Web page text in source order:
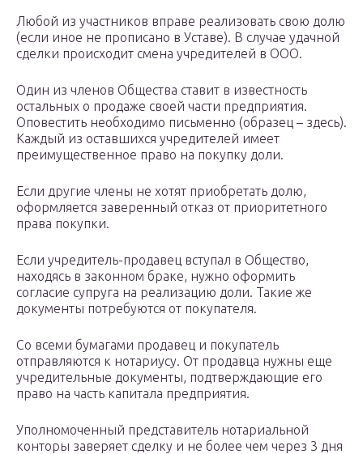
Любой из участников вправе реализовать свою долю
(если иное не прописано в Уставе). В случае удачной
сделки происходит смена учредителей в ООО.
Один из членов Общества ставит в известность
остальных о продаже своей части предприятия.
Оповестить необходимо письменно (образец – здесь).
Каждый из оставшихся учредителей имеет
преимущественное право на покупку доли.
Если другие члены не хотят приобретать долю,
оформляется заверенный отказ от приоритетного
права покупки.
Если учредитель-продавец вступал в Общество,
находясь в законном браке, нужно оформить
согласие супруга на реализацию доли. Такие же
документы потребуются от покупателя.
Со всеми бумагами продавец и покупатель
отправляются к нотариусу. От продавца нужны еще
учредительные документы, подтверждающие его
право на часть капитала предприятия.
Уполномоченный представитель нотариальной
конторы заверяет сделку и не более чем через 3 дня